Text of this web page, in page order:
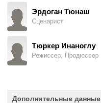
Эрдоган Тюнаш
Сценарист
Тюркер Инаноглу
Режиссер, Продюссер
Дополнительные данные